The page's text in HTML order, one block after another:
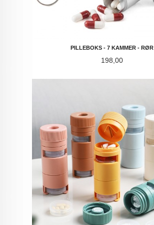
PILLEBOKS - 7 KAMMER - RØR
Pris
198,00